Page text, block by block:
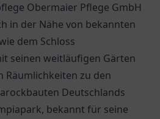
Obermaier Pflege GmbH
in der Nähe von bekannten
dem Schloss
seinen weitläufigen Gärten
Räumlichkeiten zu den
Deutschlands
bekannt für seine